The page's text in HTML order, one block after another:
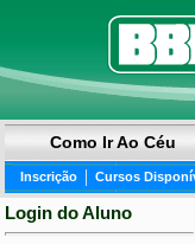
Como Ir Ao Céu
Inscrição | Cursos
Login do Aluno